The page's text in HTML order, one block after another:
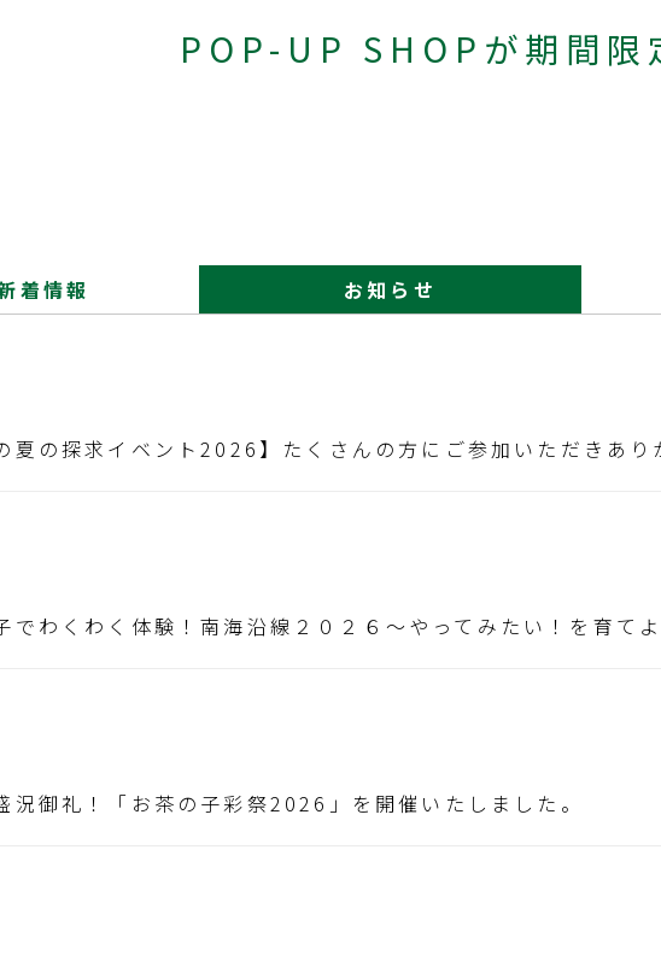
POP-UP SHOPが期間限
着情報 お知らせ
夏の探求イベント2026】たくさんの方にご参加いただきあ
でわくわく体験！南海沿線２０２６～やってみたい！を育て
況御礼！「お茶の子彩祭2026」を開催いたしました。